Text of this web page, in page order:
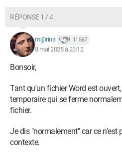
RÉPONSE 1 / 4
m@rina 11 567
8 mai 2025 à 23:12
Bonsoir,
Tant qu'un fichier Word est
temporaire qui se ferme
fichier.
Je dis "normalement" car ce n'est
contexte.